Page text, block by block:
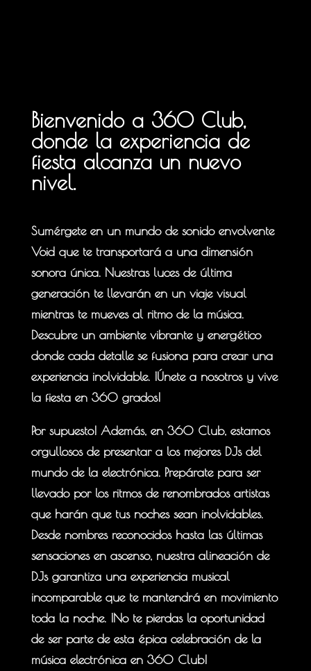
Bienvenido a 360 Club,
donde la experiencia de
fiesta alcanza un nuevo
nivel.
Sumérgete en un mundo de sonido envolvente
Void que te transportará a una dimensión
sonora única. Nuestras luces de última
generación te llevarán en un viaje visual
mientras te mueves al ritmo de la música.
Descubre un ambiente vibrante y energético
donde cada detalle se fusiona para crear una
experiencia inolvidable. ¡Únete a nosotros y vive
la fiesta en 360 grados!
Por supuesto! Además, en 360 Club, estamos
orgullosos de presentar a los mejores DJs del
mundo de la electrónica. Prepárate para ser
llevado por los ritmos de renombrados artistas
que harán que tus noches sean inolvidables.
Desde nombres reconocidos hasta las últimas
sensaciones en ascenso, nuestra alineación de
DJs garantiza una experiencia musical
incomparable que te mantendrá en movimiento
toda la noche. ¡No te pierdas la oportunidad
de ser parte de esta épica celebración de la
música electrónica en 360 Club!